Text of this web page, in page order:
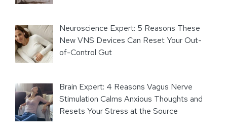
Neuroscience Expert: 5 Reasons These
New VNS Devices Can Reset Your Out-
of-Control Gut
Brain Expert: 4 Reasons Vagus Nerve
Stimulation Calms Anxious Thoughts and
Resets Your Stress at the Source